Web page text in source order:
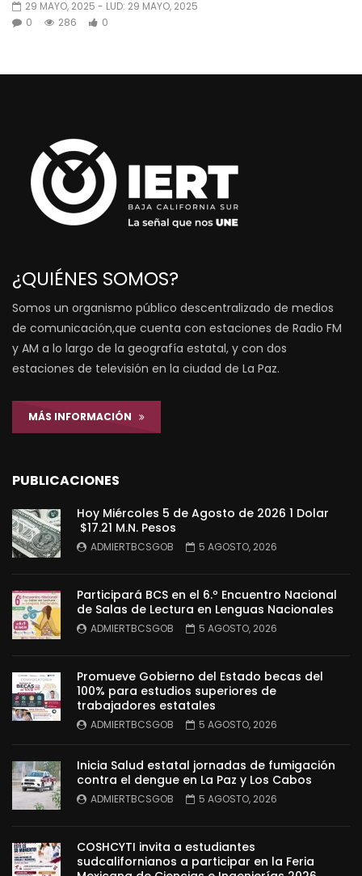
29 MAYO, 2025 - LUD: 29 MAYO, 2025
0
286 0
¿QUIÉNES SOMOS?
Somos un organismo público descentralizado de medios
de comunicación,que cuenta con estaciones de Radio FM
y AM a lo largo de la geografía estatal, y con dos
estaciones de televisión en la ciudad de La Paz.
MÁS INFORMACIÓN
PUBLICACIONES
Hoy Miércoles 5 de Agosto de 2026 1 Dolar
$17.21 M.N. Pesos
ADMIERTBCSGOB 5 AGOSTO, 2026
Participará BCS en el 6.º Encuentro Nacional
de Salas de Lectura en Lenguas Nacionales
ADMIERTBCSGOB 5 AGOSTO, 2026
Promueve Gobierno del Estado becas del
100% para estudios superiores de
trabajadores estatales
ADMIERTBCSGOB 5 AGOSTO, 2026
Inicia Salud estatal jornadas de fumigación
contra el dengue en La Paz y Los Cabos
ADMIERTBCSGOB 5 AGOSTO, 2026
COSHCYTI invita a estudiantes
sudcalifornianos a participar en la Feria